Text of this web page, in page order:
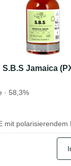
S.B.S Jamaica
· 58,3%
mit polarisierendem